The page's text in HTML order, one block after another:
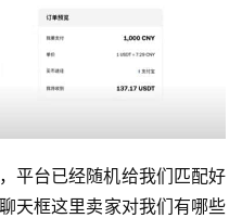
平台已经随机给我们匹配好
天框这里卖家对我们有哪些